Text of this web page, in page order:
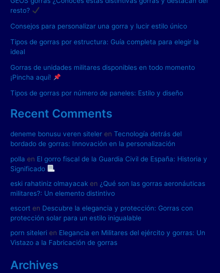
resto?
Consejos para personalizar una gorra y lucir estilo único
Tipos de gorras por estructura: Guía completa para elegir la
ideal
Gorras de unidades militares disponibles en todo momento
¡Pincha aquí!
Tipos de gorras por número de paneles: Estilo y diseño
Recent Comments
deneme bonusu veren siteler enTecnología detrás del
bordado de gorras: Innovación en la personalización
polla en El gorro fiscal de la Guardia Civil de España: Historia y
Significado
eski rahatiniz olmayacak en ¿Qué son las gorras aeronáuticas
militares?: Un elemento distintivo
escort en Descubre la elegancia y protección: Gorras con
protección solar para un estilo inigualable
porn siteleri en Elegancia en Militares del ejército y gorras: Un
Vistazo a la Fabricación de gorras
Archives